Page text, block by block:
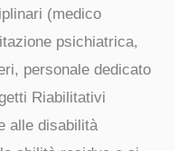
(medico
psichiatrica,
personale dedicato
Riabilitativi
alle disabilità